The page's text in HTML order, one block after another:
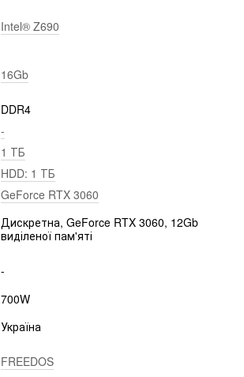
Intel® Z690
16Gb
DDR4
-
1 ТБ
HDD: 1 ТБ
GeForce RTX 3060
Дискретна, GeForce RTX 3060, 12Gb
виділеної пам'яті
-
700W
Україна
FREEDOS